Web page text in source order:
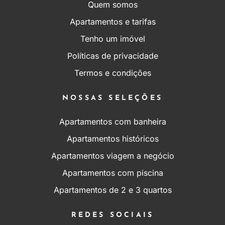
Quem somos
Apartamentos e tarifas
Tenho um imóvel
Políticas de privacidade
Termos e condições
NOSSAS SELEÇÕES
Apartamentos com banheira
Apartamentos históricos
Apartamentos viagem a negócio
Apartamentos com piscina
Apartamentos de 2 e 3 quartos
REDES SOCIAIS